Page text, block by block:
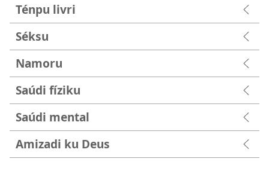
Ténpu livri
Séksu
Namoru
Saúdi fíziku
Saúdi mental
Amizadi ku Deus